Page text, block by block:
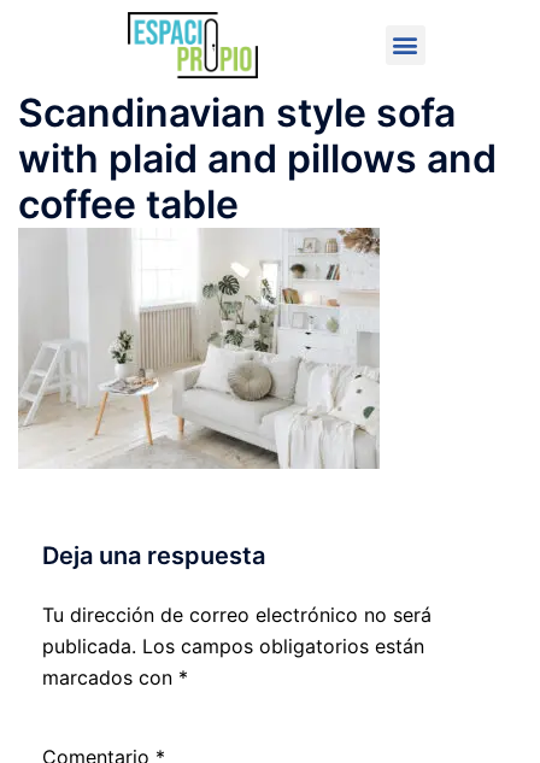
Scandinavian style sofa
with plaid and pillows and
coffee table
Deja una respuesta
Tu dirección de correo electrónico no será
publicada. Los campos obligatorios están
marcados con *
Comentario *